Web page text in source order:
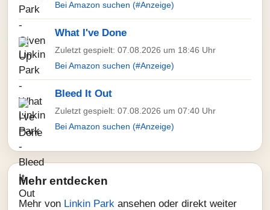
Bei Amazon suchen (#Anzeige)
What I've Done
Zuletzt gespielt: 07.08.2026 um 18:46 Uhr
Bei Amazon suchen (#Anzeige)
Bleed It Out
Zuletzt gespielt: 07.08.2026 um 07:40 Uhr
Bei Amazon suchen (#Anzeige)
Mehr entdecken
Mehr von Linkin Park ansehen oder direkt weiter